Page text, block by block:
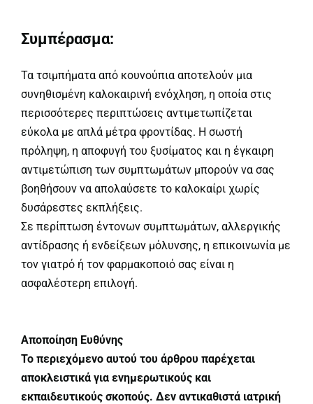
Συμπέρασμα:
Τα τσιμπήματα από κουνούπια αποτελούν μια
συνηθισμένη καλοκαιρινή ενόχληση, η οποία στις
περισσότερες περιπτώσεις αντιμετωπίζεται
εύκολα με απλά μέτρα φροντίδας. Η σωστή
πρόληψη, η αποφυγή του ξυσίματος και η έγκαιρη
αντιμετώπιση των συμπτωμάτων μπορούν να σας
βοηθήσουν να απολαύσετε το καλοκαίρι χωρίς
δυσάρεστες εκπλήξεις.
Σε περίπτωση έντονων συμπτωμάτων, αλλεργικής
αντίδρασης ή ενδείξεων μόλυνσης, η επικοινωνία με
τον γιατρό ή τον φαρμακοποιό σας είναι η
ασφαλέστερη επιλογή.
Αποποίηση Ευθύνης
Το περιεχόμενο αυτού του άρθρου παρέχεται
αποκλειστικά για ενημερωτικούς και
εκπαιδευτικούς σκοπούς. Δεν αντικαθιστά ιατρική